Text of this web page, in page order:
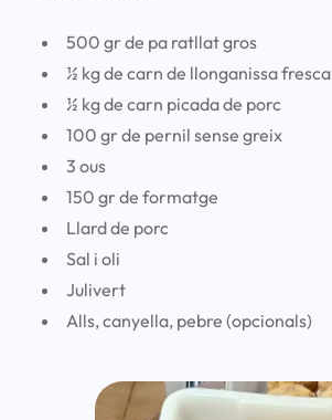
500 gr de pa ratllat gros
½ kg de carn de llonganissa fresca
½ kg de carn picada de porc
100 gr de pernil sense greix
3 ous
150 gr de formatge
Llard de porc
Sal i oli
Julivert
Alls, canyella, pebre (opcionals)